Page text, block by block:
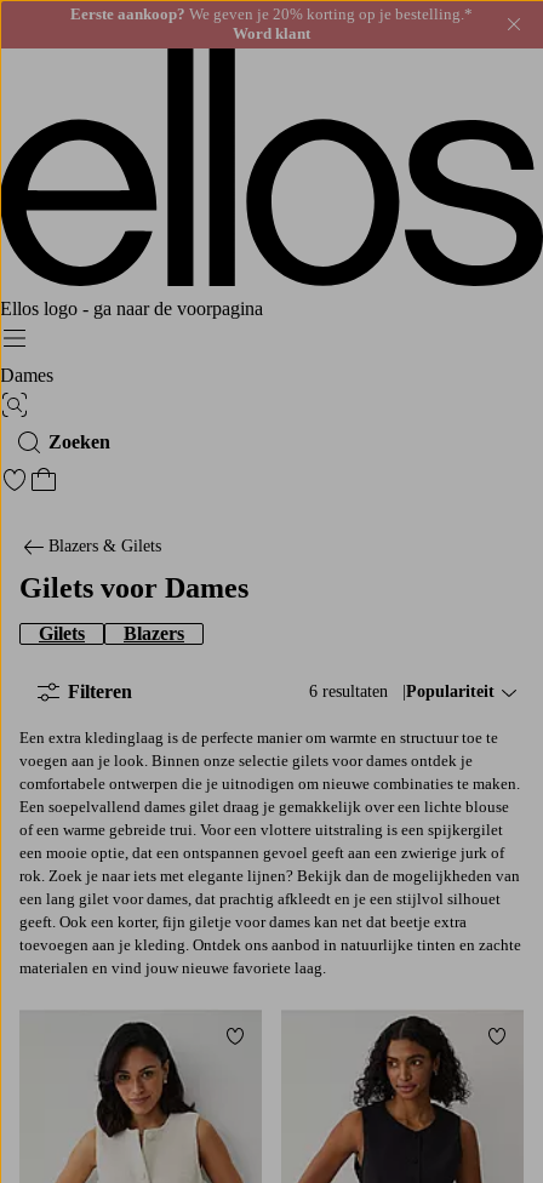
Eerste aankoop? We geven je 20% korting op je bestelling.*
Word klant
Ellos logo - ga naar de voorpagina
Menu
Dames
Afbeelding zoeken
Zoeken
Ga naar favoriete gemarkeerde producten
Ga naar het winkelmandje
Blazers & Gilets
Gilets voor Dames
Gilets Blazers
6 resultaten Sorteer op:
Populariteit
Filteren
Een extra kledinglaag is de perfecte manier om warmte en structuur toe te
voegen aan je look. Binnen onze selectie gilets voor dames ontdek je
comfortabele ontwerpen die je uitnodigen om nieuwe combinaties te maken.
Een soepelvallend dames gilet draag je gemakkelijk over een lichte blouse
of een warme gebreide trui. Voor een vlottere uitstraling is een spijkergilet
een mooie optie, dat een ontspannen gevoel geeft aan een zwierige jurk of
rok. Zoek je naar iets met elegante lijnen? Bekijk dan de mogelijkheden van
een lang gilet voor dames, dat prachtig afkleedt en je een stijlvol silhouet
geeft. Ook een korter, fijn giletje voor dames kan net dat beetje extra
toevoegen aan je kleding. Ontdek ons aanbod in natuurlijke tinten en zachte
materialen en vind jouw nieuwe favoriete laag.
Toevoegen aan favorieten